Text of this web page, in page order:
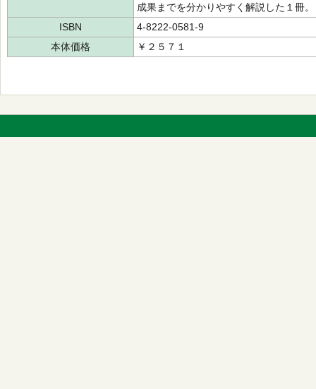
成果までを分かりやすく解説した１冊。
ISBN
4-8222-0581-9
本体価格
￥２５７１